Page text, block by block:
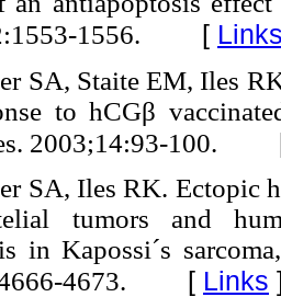
1556. [
SA, Staite EM, Iles
to hCGβ
2003;14:93-100.
SA, Iles RK. Ectopic
tumors and
in Kapossi´s
4673. [ Links